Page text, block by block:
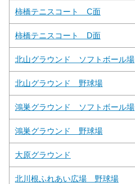
柿橋テニスコート C面
柿橋テニスコート D面
北山グラウンド ソフトボール場
北山グラウンド 野球場
鴻巣グラウンド ソフトボール場
鴻巣グラウンド 野球場
大原グラウンド
北川根ふれあい広場 野球場